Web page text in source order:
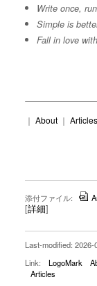
Write once,
Simple is
Fall in love
｜ About｜ Articles
添付ファイル:
[詳細]
Last-modified: 2026-
Link:
LogoMark
Articles